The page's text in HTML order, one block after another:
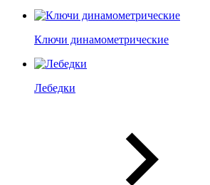
Ключи динамометрические
Лебедки